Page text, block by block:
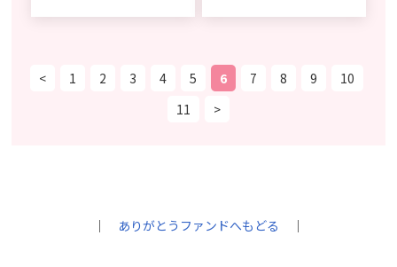
< 1 2 3 4 5 6 7 8 9
10
11
>
｜ ありがとうファンドへもどる ｜